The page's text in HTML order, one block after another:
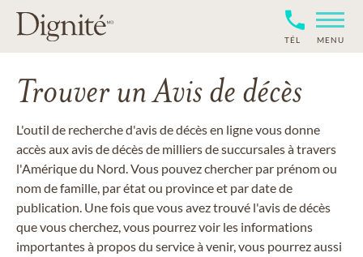
TÉL MENU
Trouver un Avis de décès
L'outil de recherche d'avis de décès en ligne vous donne
accès aux avis de décès de milliers de succursales à travers
l'Amérique du Nord. Vous pouvez chercher par prénom ou
nom de famille, par état ou province et par date de
publication. Une fois que vous avez trouvé l'avis de décès
que vous cherchez, vous pourrez voir les informations
importantes à propos du service à venir, vous pourrez aussi